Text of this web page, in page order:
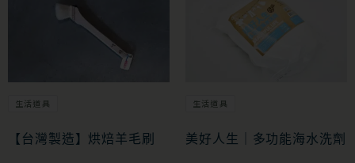
生活道具
【台灣製造】烘焙羊毛刷
生活道具
美好人生｜多功能海水洗劑